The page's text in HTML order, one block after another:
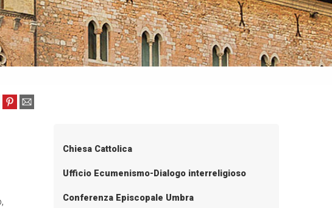
Chiesa Cattolica
Ufficio Ecumenismo-Dialogo interreligioso
Conferenza Episcopale Umbra